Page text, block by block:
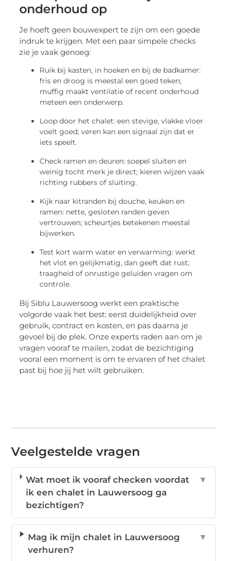
onderhoud op
Je hoeft geen bouwexpert te zijn om een goede
indruk te krijgen. Met een paar simpele checks
zie je vaak genoeg:
Ruik bij kasten, in hoeken en bij de badkamer:
fris en droog is meestal een goed teken;
muffig maakt ventilatie of recent onderhoud
meteen een onderwerp.
Loop door het chalet: een stevige, vlakke vloer
voelt goed; veren kan een signaal zijn dat er
iets speelt.
Check ramen en deuren: soepel sluiten en
weinig tocht merk je direct; kieren wijzen vaak
richting rubbers of sluiting.
Kijk naar kitranden bij douche, keuken en
ramen: nette, gesloten randen geven
vertrouwen; scheurtjes betekenen meestal
bijwerken.
Test kort warm water en verwarming: werkt
het vlot en gelijkmatig, dan geeft dat rust;
traagheid of onrustige geluiden vragen om
controle.
Bij Siblu Lauwersoog werkt een praktische
volgorde vaak het best: eerst duidelijkheid over
gebruik, contract en kosten, en pas daarna je
gevoel bij de plek. Onze experts raden aan om je
vragen vooraf te mailen, zodat de bezichtiging
vooral een moment is om te ervaren of het chalet
past bij hoe jij het wilt gebruiken.
Veelgestelde vragen
Wat moet ik vooraf checken voordat
ik een chalet in Lauwersoog ga
bezichtigen?
▼
Mag ik mijn chalet in Lauwersoog
verhuren?
▼